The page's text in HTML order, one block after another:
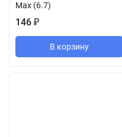
Max (6.7)
146 ₽
В корзину